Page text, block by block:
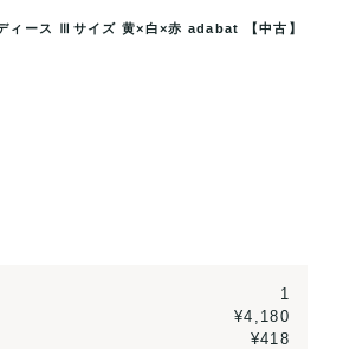
ース
アダバット ニットベスト ジャケッ
ィース Ⅲサイズ 黄×白×赤 adabat 【中古】
1
¥4,180
¥418